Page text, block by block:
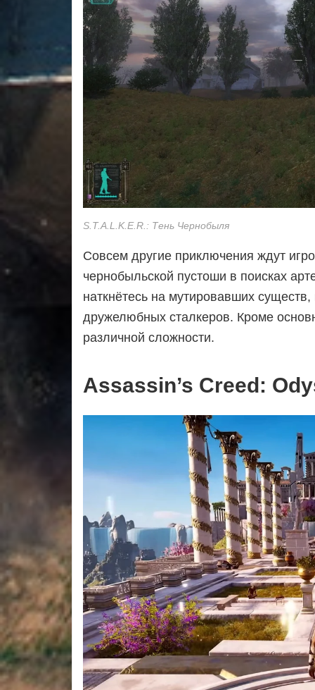
S.T.A.L.K.E.R.: Тень Чернобыля
Совсем другие приключения ждут
чернобыльской пустоши в поисках
наткнётесь на мутировавших
дружелюбных сталкеров. Кроме
различной сложности.
Assassin’s Creed: